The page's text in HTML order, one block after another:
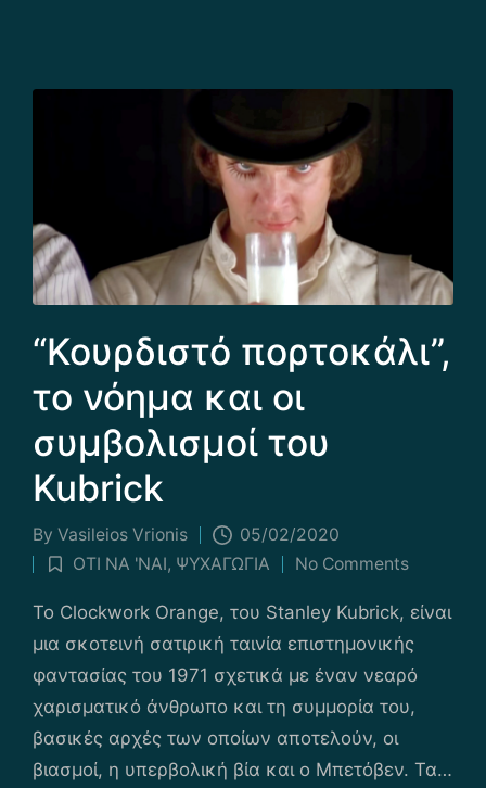
“Κουρδιστό πορτοκάλι”,
το νόημα και οι
συμβολισμοί του
Kubrick
Posted
by
By Vasileios Vrionis 05/02/2020
Posted
in
ΟΤΙ ΝΑ 'ΝΑΙ, ΨΥΧΑΓΩΓΙΑ No Comments
Το Clockwork Orange, του Stanley Kubrick, είναι
μια σκοτεινή σατιρική ταινία επιστημονικής
φαντασίας του 1971 σχετικά με έναν νεαρό
χαρισματικό άνθρωπο και τη συμμορία του,
βασικές αρχές των οποίων αποτελούν, οι
βιασμοί, η υπερβολική βία και ο Μπετόβεν. Τα…